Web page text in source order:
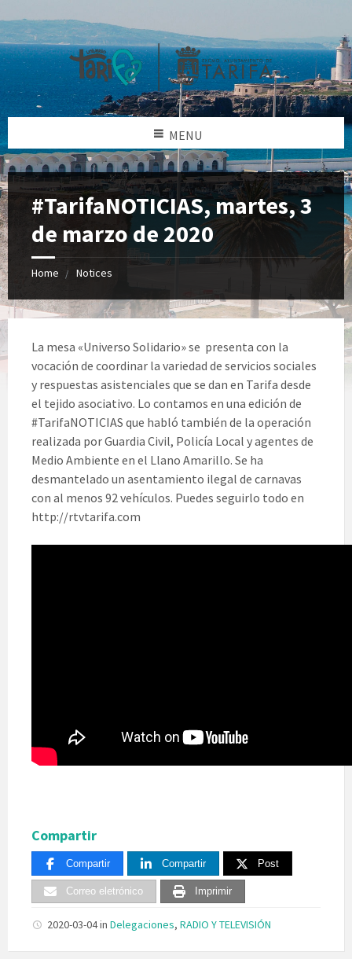
MENU
#TarifaNOTICIAS, martes, 3
de marzo de 2020
Home Notices
La mesa «Universo Solidario» se presenta con la
vocación de coordinar la variedad de servicios sociales
y respuestas asistenciales que se dan en Tarifa desde
el tejido asociativo. Lo contamos en una edición de
#TarifaNOTICIAS que habló también de la operación
realizada por Guardia Civil, Policía Local y agentes de
Medio Ambiente en el Llano Amarillo. Se ha
desmantelado un asentamiento ilegal de carnavas
con al menos 92 vehículos. Puedes seguirlo todo en
http://rtvtarifa.com
Compartir
Compartir Compartir Post
Correo eletrónico Imprimir
2020-03-04in Delegaciones, RADIO Y TELEVISIÓN